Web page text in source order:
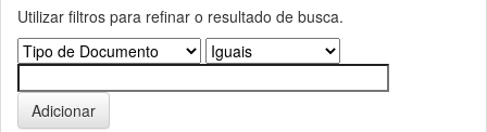
Utilizar filtros para refinar o resultado de busca.